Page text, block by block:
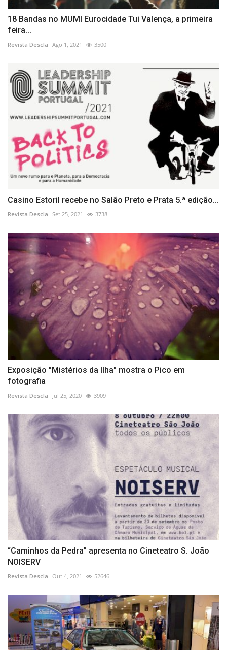
18 Bandas no MUMI Eurocidade Tui Valença, a primeira
feira...
Revista Descla Ago 1, 2021 3500
Casino Estoril recebe no Salão Preto e Prata 5.ª edição...
Revista Descla Set 25, 2021 3738
Exposição "Mistérios da Ilha" mostra o Pico em
fotografia
Revista Descla Jul 25, 2020 3909
“Caminhos da Pedra” apresenta no Cineteatro S. João
NOISERV
Revista Descla Out 4, 2021 52646